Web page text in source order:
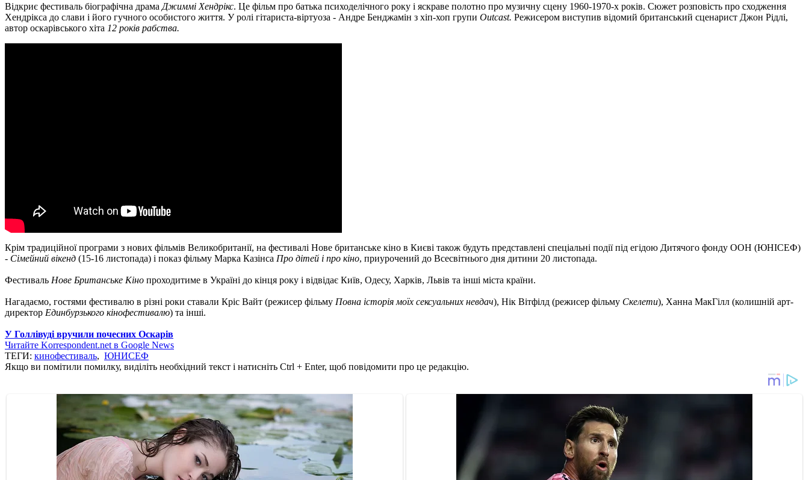
Відкриє фестиваль біографічна драма Джиммі Хендрікс. Це фільм про батька психоделічного року і яскраве полотно про музичну сцену 1960-1970-х років. Сюжет розповість про сходження
Хендрікса до слави і його гучного особистого життя. У ролі гітариста-віртуоза - Андре Бенджамін з хіп-хоп групи Outcast. Режисером виступив відомий британський сценарист Джон Рідлі,
автор оскарівського хіта 12 років рабства.
Крім традиційної програми з нових фільмів Великобританії, на фестивалі Нове британське кіно в Києві також будуть представлені спеціальні події під егідою Дитячого фонду ООН (ЮНІСЕФ)
- Сімейний вікенд (15-16 листопада) і показ фільму Марка Казінса Про дітей і про кіно, приурочений до Всесвітнього дня дитини 20 листопада.
Фестиваль Нове Британське Кіно проходитиме в Україні до кінця року і відвідає Київ, Одесу, Харків, Львів та інші міста країни.
Нагадаємо, гостями фестивалю в різні роки ставали Кріс Вайт (режисер фільму Повна історія моїх сексуальних невдач), Нік Вітфілд (режисер фільму Скелети), Ханна МакГілл (колишній арт-
директор Единбурзького кінофестивалю) та інші.
У Голлівуді вручили почесних Оскарів
Читайте Korrespondent.net в Google News
ТЕГИ: кинофестиваль, ЮНИСЕФ
Якщо ви помітили помилку, виділіть необхідний текст і натисніть Ctrl + Enter, щоб повідомити про це редакцію.